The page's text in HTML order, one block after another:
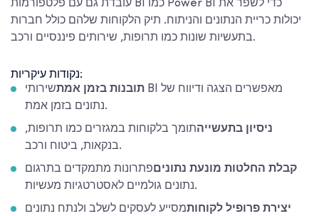
עובדת גם עם פלטפורמות BI כמו Power BI כדי לשפר את
יכולות כריית הנתונים והניתוח. תיק הלקוחות שלהם כולל חברות
בתעשיות שונות כמו תרופות, שירותים פיננסיים ורכב.
נקודות עיקריות:
תובנות בזמן אמתשירותי BI מאפשרים הצגה ודיווח של
נתונים בזמן אמת.
ניסיון בתעשייהתומך בלקוחות במגזרים כמו תרופות,
בנקאות, ביטוח ורכב.
קבלת החלטות מונעת נתוניםפתרונות מתמקדים בתרגום
נתונים גולמיים לאסטרטגיות מעשיות.
יצירת פרופיל לקוחותמסייע לעסקים לשלב ולנתח נתונים